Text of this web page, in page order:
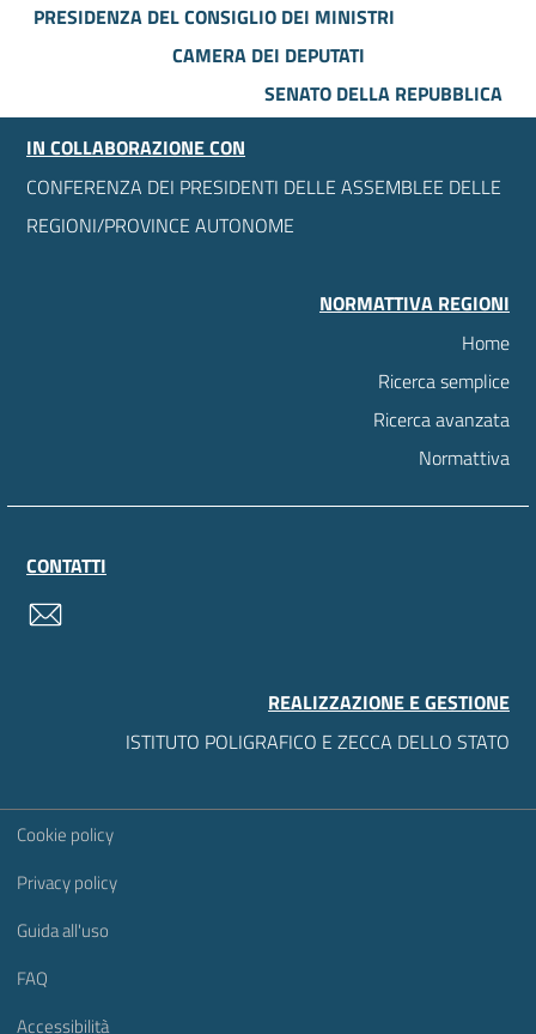
PRESIDENZA DEL CONSIGLIO DEI MINISTRI
CAMERA DEI DEPUTATI
SENATO DELLA REPUBBLICA
IN COLLABORAZIONE CON
CONFERENZA DEI PRESIDENTI DELLE ASSEMBLEE DELLE
REGIONI/PROVINCE AUTONOME
NORMATTIVA REGIONI
Home
Ricerca semplice
Ricerca avanzata
Normattiva
CONTATTI
REALIZZAZIONE E GESTIONE
ISTITUTO POLIGRAFICO E ZECCA DELLO STATO
Sezione Link Utili
Cookie policy
Privacy policy
Guida all'uso
FAQ
Accessibilità